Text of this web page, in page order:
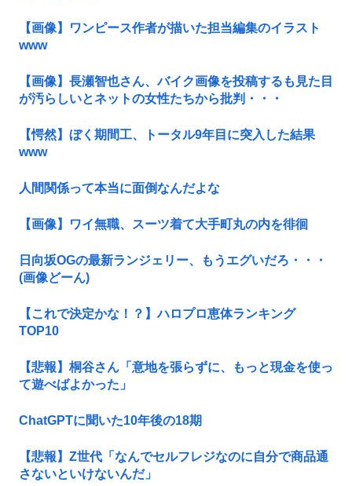
【画像】ワンピース作者が描いた担当編集のイラスト
www
【画像】長瀬智也さん、バイク画像を投稿するも見た目
が汚らしいとネットの女性たちから批判・・・
【愕然】ぼく期間工、トータル9年目に突入した結果
www
人間関係って本当に面倒なんだよな
【画像】ワイ無職、スーツ着て大手町丸の内を徘徊
日向坂OGの最新ランジェリー、もうエグいだろ・・・
(画像どーん)
【これで決定かな！？】ハロプロ恵体ランキング
TOP10
【悲報】桐谷さん「意地を張らずに、もっと現金を使っ
て遊べばよかった」
ChatGPTに聞いた10年後の18期
【悲報】Z世代「なんでセルフレジなのに自分で商品通
さないといけないんだ」